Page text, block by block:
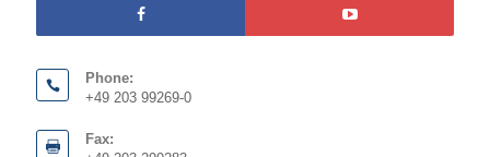
Phone:
+49 203 99269-0
Fax: